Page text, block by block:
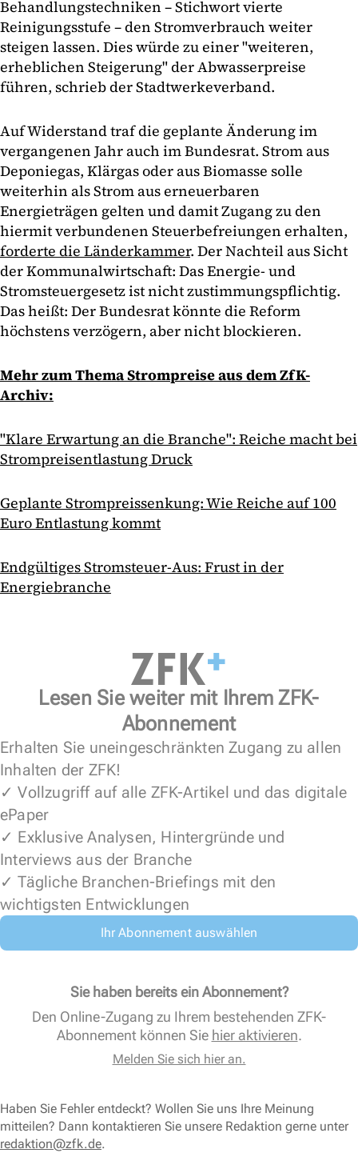
Behandlungstechniken – Stichwort vierte
Reinigungsstufe – den Stromverbrauch weiter
steigen lassen. Dies würde zu einer "weiteren,
erheblichen Steigerung" der Abwasserpreise
führen, schrieb der Stadtwerkeverband.
Auf Widerstand traf die geplante Änderung im
vergangenen Jahr auch im Bundesrat. Strom aus
Deponiegas, Klärgas oder aus Biomasse solle
weiterhin als Strom aus erneuerbaren
Energieträgen gelten und damit Zugang zu den
hiermit verbundenen Steuerbefreiungen erhalten,
forderte die Länderkammer. Der Nachteil aus Sicht
der Kommunalwirtschaft: Das Energie- und
Stromsteuergesetz ist nicht zustimmungspflichtig.
Das heißt: Der Bundesrat könnte die Reform
höchstens verzögern, aber nicht blockieren.
Mehr zum Thema Strompreise aus dem ZfK-
Archiv:
"Klare Erwartung an die Branche": Reiche macht bei
Strompreisentlastung Druck
Geplante Strompreissenkung: Wie Reiche auf 100
Euro Entlastung kommt
Endgültiges Stromsteuer-Aus: Frust in der
Energiebranche
Lesen Sie weiter mit Ihrem ZFK-
Abonnement
Erhalten Sie uneingeschränkten Zugang zu allen
Inhalten der ZFK!
✓ Vollzugriff auf alle ZFK-Artikel und das digitale
ePaper
✓ Exklusive Analysen, Hintergründe und
Interviews aus der Branche
✓ Tägliche Branchen-Briefings mit den
wichtigsten Entwicklungen
Ihr Abonnement auswählen
Sie haben bereits ein Abonnement?
Den Online-Zugang zu Ihrem bestehenden ZFK-
Abonnement können Sie hier aktivieren.
Melden Sie sich hier an.
Haben Sie Fehler entdeckt? Wollen Sie uns Ihre Meinung
mitteilen? Dann kontaktieren Sie unsere Redaktion gerne unter
redaktion@zfk.de.